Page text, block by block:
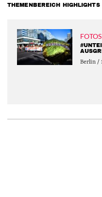
THEMENBEREICH HIGHLIGHTS
Berlin /